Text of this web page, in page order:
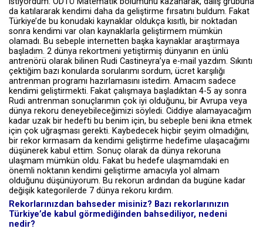
da katılararak kendimi daha da geliştirme fırsatını buldum. Fakat
Türkiye’de bu konudaki kaynaklar oldukça kısıtlı, bir noktadan
sonra kendimi var olan kaynaklarla geliştirmem mümkün
olamadı. Bu sebeple internetten başka kaynaklar araştırmaya
başladım. 2 dünya rekortmeni yetiştirmiş dünyanın en ünlü
antrenörü olarak bilinen Rudi Castineyra’ya e-mail yazdım. Sıkıntı
çektiğim bazı konularda sorularımı sordum, ücret karşılığı
antrenman programı hazırlamasını istedim. Amacım sadece
kendimi geliştirmekti. Fakat çalışmaya başladıktan 4-5 ay sonra
Rudi antrenman sonuçlarımın çok iyi olduğunu, bir Avrupa veya
dünya rekoru deneyebileceğimizi söyledi. Ciddiye alamayacağım
kadar uzak bir hedefti bu benim için, bu sebeple beni ikna etmek
için çok uğraşması gerekti. Kaybedecek hiçbir şeyim olmadığını,
bir rekor kırmasam da kendimi geliştirme hedefime ulaşacağımı
düşünerek kabul ettim. Sonuç olarak da dünya rekoruna
ulaşmam mümkün oldu. Fakat bu hedefe ulaşmamdaki en
önemli noktanın kendimi geliştirme amacıyla yol almam
olduğunu düşünüyorum. Bu rekorun ardından da bugüne kadar
değişik kategorilerde 7 dünya rekoru kırdım.
Rekorlarınızdan bahseder misiniz? Bazı rekorlarınızın
Türkiye’de kabul görmediğinden bahsediliyor, nedeni
nedir?